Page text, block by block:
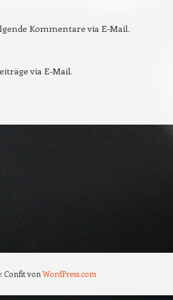
Kommentare via E-Mail.
via E-Mail.
Confit von WordPress.com